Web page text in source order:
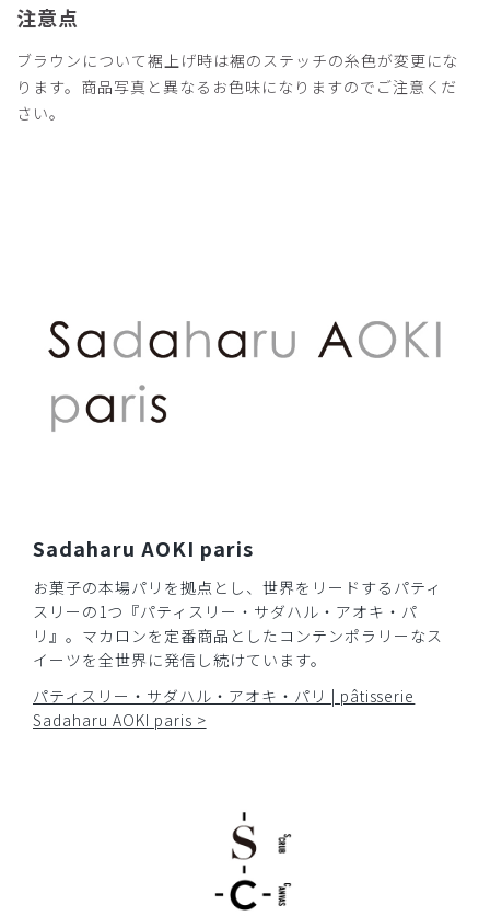
注意点
ブラウンについて裾上げ時は裾のステッチの糸色が変更にな
ります。商品写真と異なるお色味になりますのでご注意くだ
さい。
Sadaharu AOKI paris
お菓子の本場パリを拠点とし、世界をリードするパティ
スリーの1つ『パティスリー・サダハル・アオキ・パ
リ』。マカロンを定番商品としたコンテンポラリーなス
イーツを全世界に発信し続けています。
パティスリー・サダハル・アオキ・パリ | pâtisserie
Sadaharu AOKI paris >